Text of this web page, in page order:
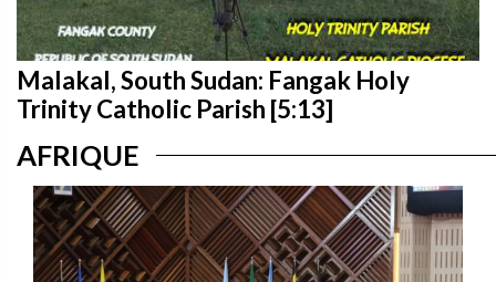
Malakal, South Sudan: Fangak Holy
Trinity Catholic Parish [5:13]
AFRIQUE